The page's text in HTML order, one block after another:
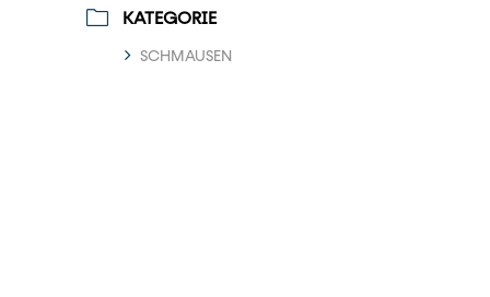
KATEGORIE
SCHMAUSEN